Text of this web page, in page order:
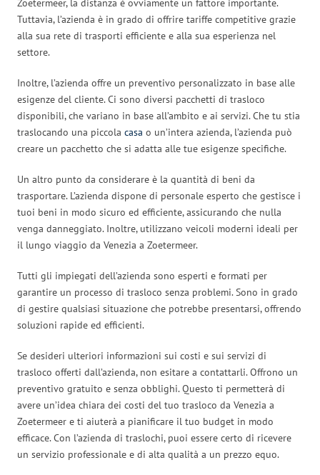
Zoetermeer, la distanza è ovviamente un fattore importante.
Tuttavia, l’azienda è in grado di offrire tariffe competitive grazie
alla sua rete di trasporti efficiente e alla sua esperienza nel
settore.
Inoltre, l’azienda offre un preventivo personalizzato in base alle
esigenze del cliente. Ci sono diversi pacchetti di trasloco
disponibili, che variano in base all’ambito e ai servizi. Che tu stia
traslocando una piccola casa o un’intera azienda, l’azienda può
creare un pacchetto che si adatta alle tue esigenze specifiche.
Un altro punto da considerare è la quantità di beni da
trasportare. L’azienda dispone di personale esperto che gestisce i
tuoi beni in modo sicuro ed efficiente, assicurando che nulla
venga danneggiato. Inoltre, utilizzano veicoli moderni ideali per
il lungo viaggio da Venezia a Zoetermeer.
Tutti gli impiegati dell’azienda sono esperti e formati per
garantire un processo di trasloco senza problemi. Sono in grado
di gestire qualsiasi situazione che potrebbe presentarsi, offrendo
soluzioni rapide ed efficienti.
Se desideri ulteriori informazioni sui costi e sui servizi di
trasloco offerti dall’azienda, non esitare a contattarli. Offrono un
preventivo gratuito e senza obblighi. Questo ti permetterà di
avere un’idea chiara dei costi del tuo trasloco da Venezia a
Zoetermeer e ti aiuterà a pianificare il tuo budget in modo
efficace. Con l’azienda di traslochi, puoi essere certo di ricevere
un servizio professionale e di alta qualità a un prezzo equo.